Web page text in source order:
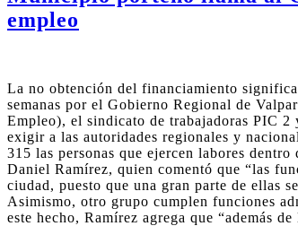
empleo
La no obtención del financiamiento
semanas por el Gobierno Regional de
Empleo), el sindicato de trabajadoras PIC
exigir a las autoridades regionales y
315 las personas que ejercen labores
Daniel Ramírez, quien comentó que “las
ciudad, puesto que una gran parte de ellas
Asimismo, otro grupo cumplen funciones
este hecho, Ramírez agrega que “además